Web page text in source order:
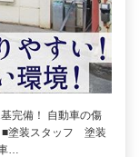
完備！ 自動車の傷
■塗装スタッフ 塗装
…